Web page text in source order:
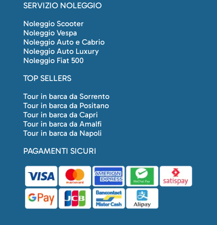
SERVIZIO NOLEGGIO
Noleggio Scooter
Noleggio Vespa
Noleggio Auto e Cabrio
Noleggio Auto Luxury
Noleggio Fiat 500
TOP SELLERS
Tour in barca da Sorrento
Tour in barca da Positano
Tour in barca da Capri
Tour in barca da Amalfi
Tour in barca da Napoli
PAGAMENTI SICURI